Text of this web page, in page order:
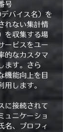
号
バイス名）を
れない集計情
を収集する場
ービスをユー
的なカスタマ
ます。さら
機能向上を目
用します。
に接続されて
ュニケーショ
名、プロフィ